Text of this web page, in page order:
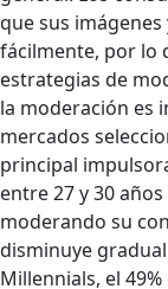
que sus
fácilmente, por lo
estrategias de
la moderación es
mercados
principal
entre 27 y 30
moderando su
disminuye
Millennials, el